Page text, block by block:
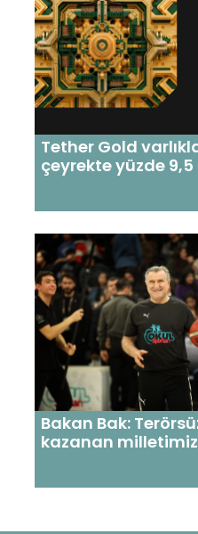
Tether Gold
çeyrekte yüzde
Bakan Bak:
kazanan